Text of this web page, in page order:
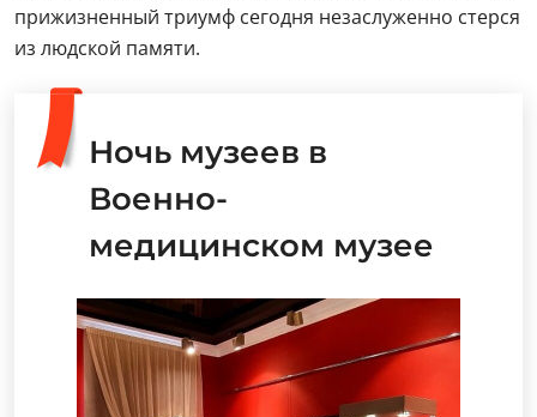
прижизненный триумф сегодня незаслуженно стерся
из людской памяти.
Ночь музеев в
Военно-
медицинском музее